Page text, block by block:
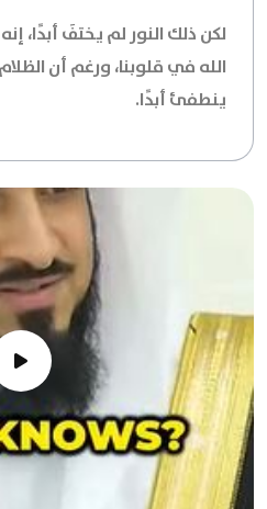
لكن ذلك النور لم يختفَ أبدًا،
الله في قلوبنا، ورغم أن
ينطفئ أبدًا.